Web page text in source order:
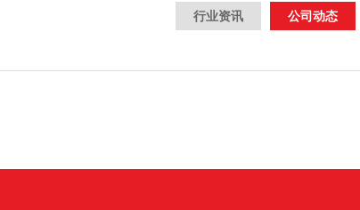
行业资讯 公司动态